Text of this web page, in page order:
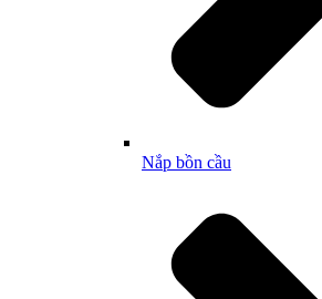
Nắp bồn cầu